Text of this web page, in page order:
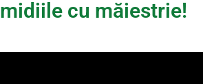
midiile cu măiestrie!